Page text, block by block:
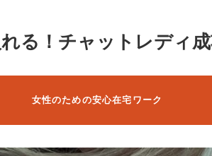
る！チャットレディ
女性のための安心在宅ワーク